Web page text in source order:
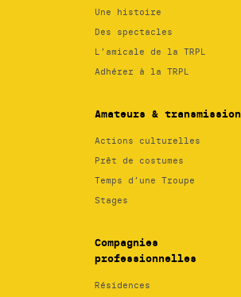
Une histoire
Des spectacles
L’amicale de la TRPL
Adhérer à la TRPL
Amateurs & transmission
Actions culturelles
Prêt de costumes
Temps d’une Troupe
Stages
Compagnies
professionnelles
Résidences